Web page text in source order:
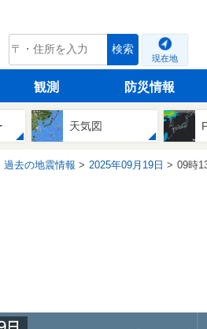
tenki.jp 検索
現在地
観測 防災情報
天気図
過去の地震情報 2025年09月19日 09時